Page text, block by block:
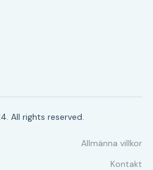
All rights reserved.
Allmänna villkor
Kontakt